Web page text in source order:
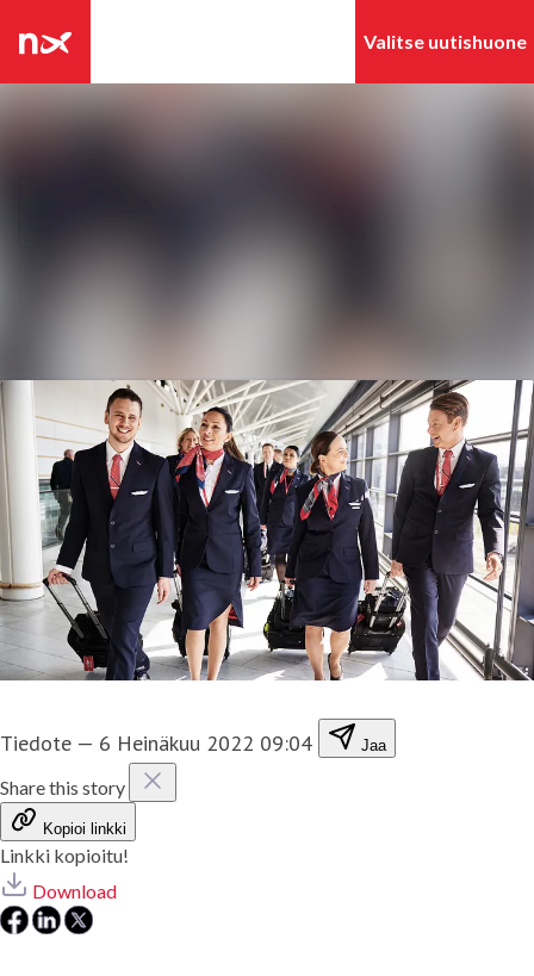
Tiedote — 6 Heinäkuu 2022 09:04 Jaa
Share this story
Kopioi linkki
Linkki kopioitu!
Download